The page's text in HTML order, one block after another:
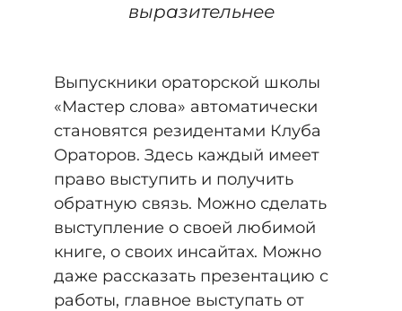
выразительнее
Выпускники ораторской школы
«Мастер слова» автоматически
становятся резидентами Клуба
Ораторов. Здесь каждый имеет
право выступить и получить
обратную связь. Можно сделать
выступление о своей любимой
книге, о своих инсайтах. Можно
даже рассказать презентацию с
работы, главное выступать от